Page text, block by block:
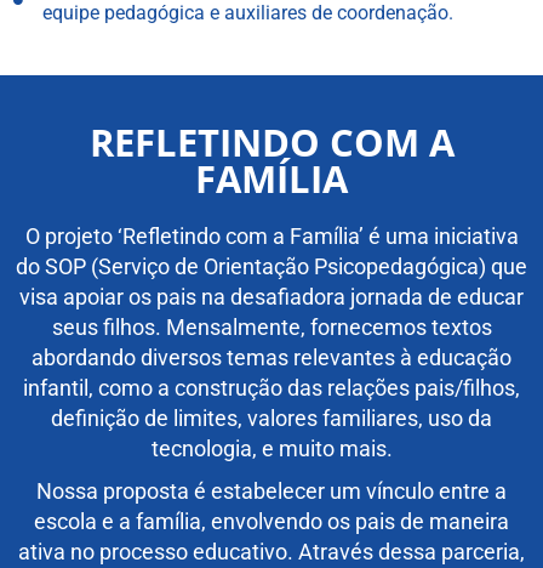
equipe pedagógica e auxiliares de coordenação.
REFLETINDO COM A
FAMÍLIA
O projeto ‘Refletindo com a Família’ é uma iniciativa
do SOP (Serviço de Orientação Psicopedagógica) que
visa apoiar os pais na desafiadora jornada de educar
seus filhos. Mensalmente, fornecemos textos
abordando diversos temas relevantes à educação
infantil, como a construção das relações pais/filhos,
definição de limites, valores familiares, uso da
tecnologia, e muito mais.
Nossa proposta é estabelecer um vínculo entre a
escola e a família, envolvendo os pais de maneira
ativa no processo educativo. Através dessa parceria,